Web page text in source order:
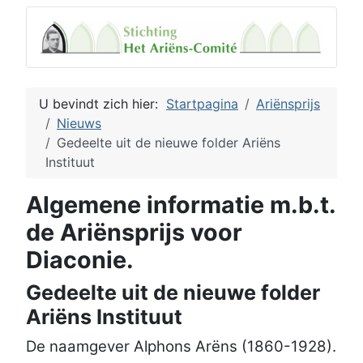
U bevindt zich hier: Startpagina
Ariënsprijs
Nieuws
Gedeelte uit de nieuwe folder Ariëns
Instituut
Algemene informatie m.b.t.
de Ariënsprijs voor
Diaconie.
Gedeelte uit de nieuwe folder
Ariëns Instituut
De naamgever Alphons Arëns (1860-1928).